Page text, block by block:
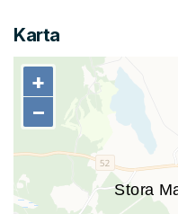
Karta
+
−
+
−